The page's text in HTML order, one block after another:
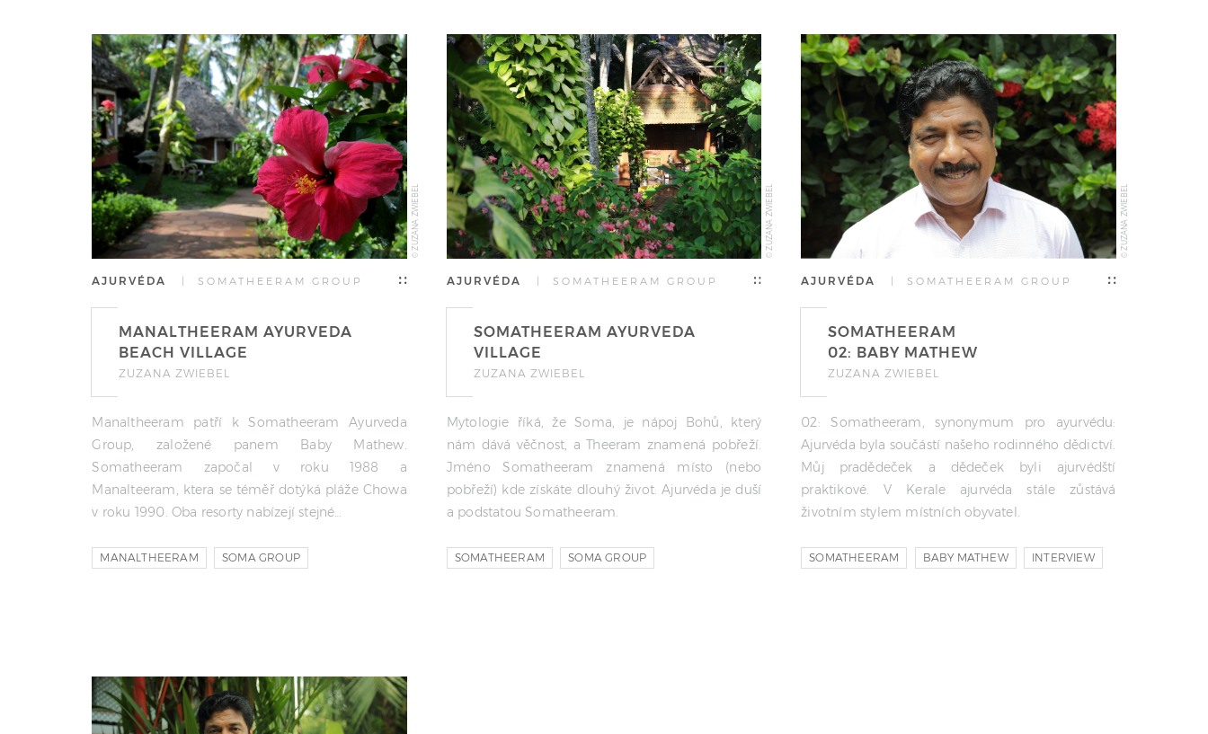
© ZUZANA ZWIEBEL
AJURVÉDA | SOMATHEERAM GROUP
MANALTHEERAM AYURVEDA
BEACH VILLAGE
ZUZANA ZWIEBEL
Manaltheeram patří k Somatheeram Ayurveda
Group, založené panem Baby Mathew.
Somatheeram započal v roku 1988 a
Manalteeram, ktera se téměř dotýká pláže Chowa
v roku 1990. Oba resorty nabízejí stejné…
MANALTHEERAM SOMA GROUP
© ZUZANA ZWIEBEL
AJURVÉDA | SOMATHEERAM GROUP
SOMATHEERAM AYURVEDA
VILLAGE
ZUZANA ZWIEBEL
Mytologie říká, že Soma, je nápoj Bohů, který
nám dává věčnost, a Theeram znamená pobřeží.
Jméno Somatheeram znamená místo (nebo
pobřeží) kde získáte dlouhý život. Ajurvéda je duší
a podstatou Somatheeram.
SOMATHEERAM SOMA GROUP
© ZUZANA ZWIEBEL
AJURVÉDA | SOMATHEERAM GROUP
SOMATHEERAM
02: BABY MATHEW
ZUZANA ZWIEBEL
02: Somatheeram, synonymum pro ayurvédu:
Ajurvéda byla součástí našeho rodinného dědictví.
Můj pradědeček a dědeček byli ajurvédští
praktikové. V Kerale ajurvéda stále zůstává
životním stylem místních obyvatel.
SOMATHEERAM BABY MATHEW INTERVIEW